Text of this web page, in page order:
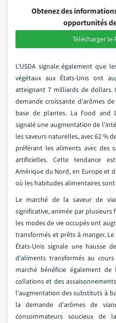
Obtenez des
opportunités
Télécharger le
L'USDA signale également que
végétaux aux États-Unis ont
atteignant 7 milliards de dollars.
demande croissante d'arômes
base de plantes. La Food and
signalé une augmentation de
les saveurs naturelles, avec 62 %
préférant les aliments avec des
artificielles. Cette tendance
Amérique du Nord, en Europe et
où les habitudes alimentaires
Le marché de la saveur de
significative, animée par plusieurs
les modes de vie occupés ont
transformés et prêts à manger.
États-Unis signale une hausse
d'aliments transformés au
marché bénéficie également
collations et des
l'augmentation des substituts à
la demande d'arômes de
consommateurs soucieux